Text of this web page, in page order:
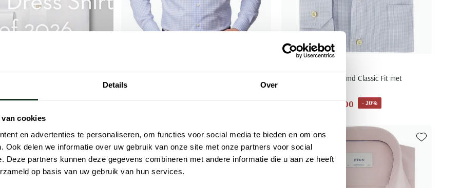
Details Over
cookies
en advertenties te personaliseren, om functies voor social media te bieden en om ons
Ook delen we informatie over uw gebruik van onze site met onze partners voor social
Deze partners kunnen deze gegevens combineren met andere informatie die u aan ze heeft
op basis van uw gebruik van hun services.
Lichtblauw overhemd Classic Fit met
€ 156,00 - 20%
Toevoegen aan favorieten Toevoegen aan favorieten